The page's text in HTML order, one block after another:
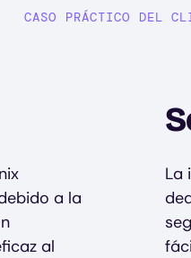
CASO PRÁCTICO DEL
a la
al
La